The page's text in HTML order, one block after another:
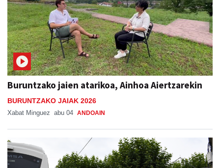
Buruntzako jaien atarikoa, Ainhoa Aiertzarekin
BURUNTZAKO JAIAK 2026
Xabat Minguez abu 04 ANDOAIN